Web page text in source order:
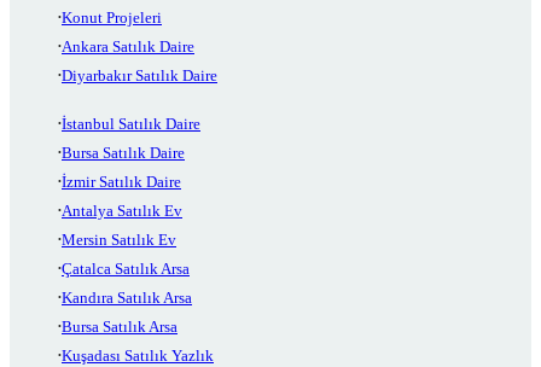
Konut Projeleri
Ankara Satılık Daire
Diyarbakır Satılık Daire
İstanbul Satılık Daire
Bursa Satılık Daire
İzmir Satılık Daire
Antalya Satılık Ev
Mersin Satılık Ev
Çatalca Satılık Arsa
Kandıra Satılık Arsa
Bursa Satılık Arsa
Kuşadası Satılık Yazlık